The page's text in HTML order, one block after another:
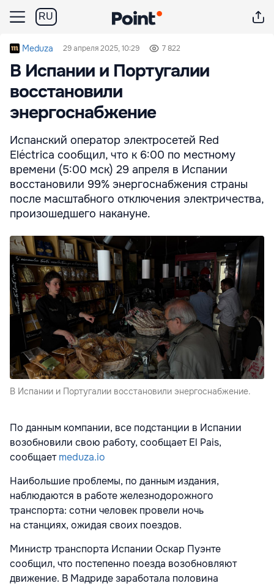
RU
Meduza 29 апреля 2025, 10:29 7 822
В Испании и Португалии
восстановили
энергоснабжение
Испанский оператор электросетей Red
Eléctrica сообщил, что к 6:00 по местному
времени (5:00 мск) 29 апреля в Испании
восстановили 99% энергоснабжения страны
после масштабного отключения электричества,
произошедшего накануне.
В Испании и Португалии восстановили энергоснабжение.
По данным компании, все подстанции в Испании
возобновили свою работу, сообщает El Pais,
сообщаетmeduza.io
Наибольшие проблемы, по данным издания,
наблюдаются в работе железнодорожного
транспорта: сотни человек провели ночь
на станциях, ожидая своих поездов.
Министр транспорта Испании Оскар Пуэнте
сообщил, что постепенно поезда возобновляют
движение. В Мадриде заработала половина